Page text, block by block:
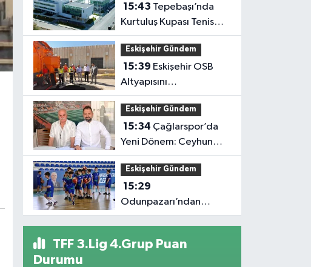
15:43
Kurtuluş Kupası Tenis
Heyecanı Başlıyor
Eskişehir Gündem
15:39
Altyapısını
Güçlendirmeye Devam
Ediyor
Eskişehir Gündem
15:34
Yeni Dönem: Ceyhun
Ceylan Göreve Başladı
Eskişehir Gündem
15:29
Odunpazarı’ndan
Çocuklara Basketbol
TFF 3.Lig 4.Grup Puan
Durumu